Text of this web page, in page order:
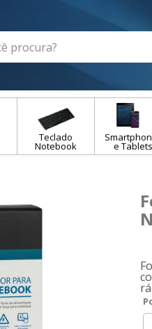
Teclado
Notebook e Tablets